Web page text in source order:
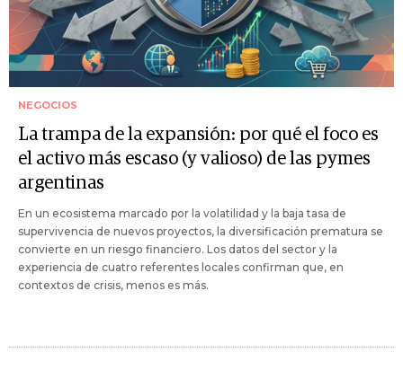
NEGOCIOS
La trampa de la expansión: por qué el foco es
el activo más escaso (y valioso) de las pymes
argentinas
En un ecosistema marcado por la volatilidad y la baja tasa de
supervivencia de nuevos proyectos, la diversificación prematura se
convierte en un riesgo financiero. Los datos del sector y la
experiencia de cuatro referentes locales confirman que, en
contextos de crisis, menos es más.